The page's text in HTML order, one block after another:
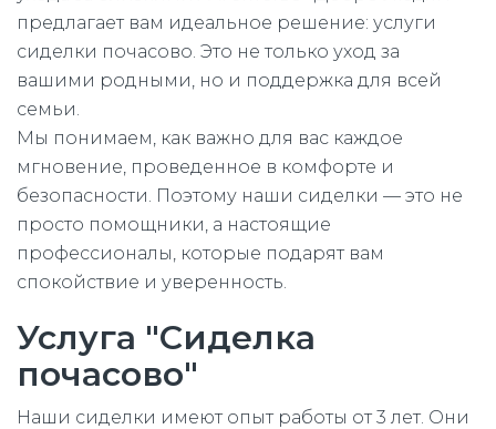
предлагает вам идеальное решение: услуги
сиделки почасово. Это не только уход за
вашими родными, но и поддержка для всей
семьи.
Мы понимаем, как важно для вас каждое
мгновение, проведенное в комфорте и
безопасности. Поэтому наши сиделки — это не
просто помощники, а настоящие
профессионалы, которые подарят вам
спокойствие и уверенность.
Услуга "Сиделка
почасово"
Наши сиделки имеют опыт работы от 3 лет. Они